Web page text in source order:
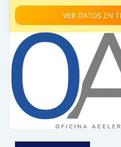
VER DATOS EN